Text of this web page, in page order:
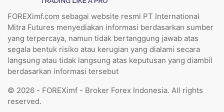
FOREXimf.com sebagai website resmi PT International
Mitra Futures menyediakan informasi berdasarkan sumber
yang terpercaya, namun tidak bertanggung jawab atas
segala bentuk risiko atau kerugian yang dialami secara
langsung atau tidak langsung atas keputusan yang diambil
berdasarkan informasi tersebut
© 2026 - FOREXimf - Broker Forex Indonesia. All rights
reserved.